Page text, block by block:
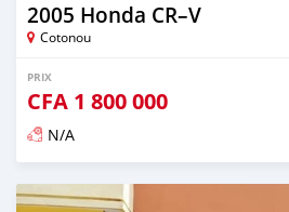
2005 Honda CR–V
Cotonou
PRIX
CFA 1 800 000
N/A
Publié il y a environ 4 ans